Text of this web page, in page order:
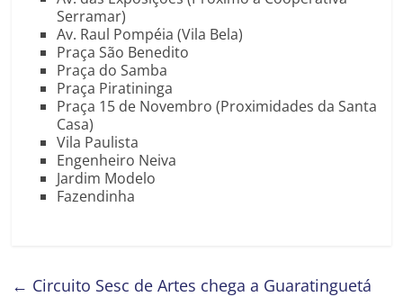
Serramar)
Av. Raul Pompéia (Vila Bela)
Praça São Benedito
Praça do Samba
Praça Piratininga
Praça 15 de Novembro (Proximidades da Santa
Casa)
Vila Paulista
Engenheiro Neiva
Jardim Modelo
Fazendinha
← Circuito Sesc de Artes chega a Guaratinguetá